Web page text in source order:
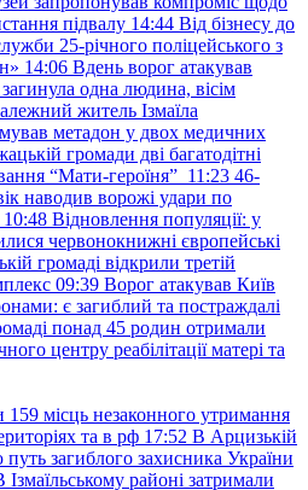
підвалу 14:44 Від бізнесу до
25-річного поліцейського з
14:06 Вдень ворог атакував
одна людина, вісім
житель Ізмаїла
метадон у двох медичних
громади дві багатодітні
“Мати-героїня” 11:23 46-
наводив ворожі удари по
10:48 Відновлення популяції: у
червонокнижні європейські
громаді відкрили третій
09:39 Ворог атакував Київ
є загиблий та постраждалі
понад 45 родин отримали
центру реабілітації матері та
159 місць незаконного утримання
та в рф 17:52 В Арцизькій
загиблого захисника України
Ізмаїльському районі затримали